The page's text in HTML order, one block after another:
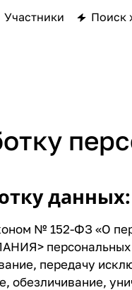
Участники Поиск
данных:
№ 152-ФЗ «О
передачу
обезличивание,